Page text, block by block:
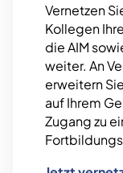
Vernetzen
Kollegen
die AIM
weiter. An
erweitern
auf Ihrem
Zugang zu